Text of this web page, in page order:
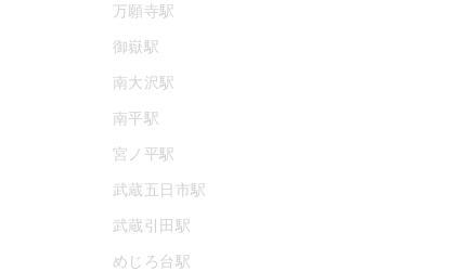
万願寺駅
御嶽駅
南大沢駅
南平駅
宮ノ平駅
武蔵五日市駅
武蔵引田駅
めじろ台駅